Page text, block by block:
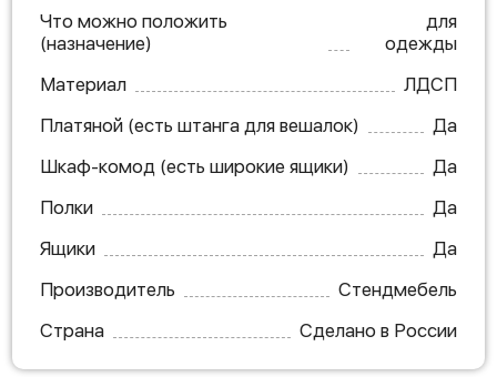
Что можно положить
(назначение)
для
одежды
Материал
ЛДСП
Платяной (есть штанга для вешалок)
Да
Шкаф-комод (есть широкие ящики)
Да
Полки
Да
Ящики
Да
Производитель
Стендмебель
Страна
Сделано в России